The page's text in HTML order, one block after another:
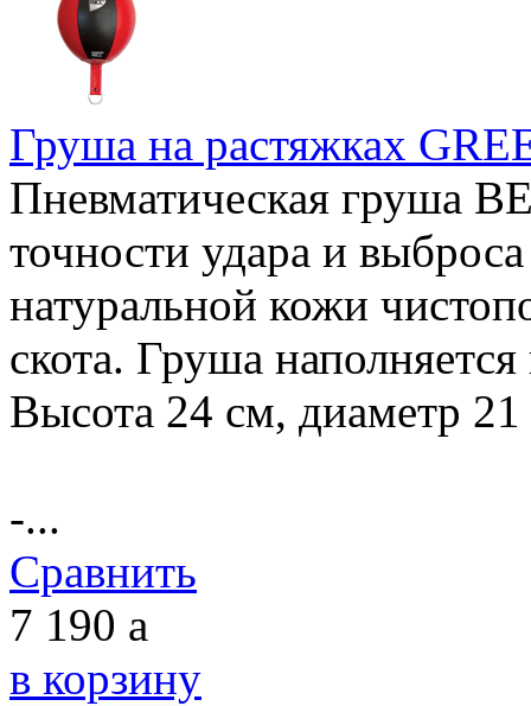
Груша на растяжках
Пневматическая груша
точности удара и
натуральной кожи
скота. Груша
Высота 24 см,
-...
Сравнить
7 190 a
в корзину